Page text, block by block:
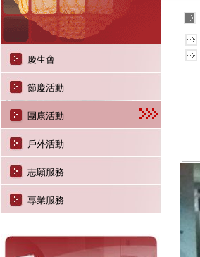
慶生會
節慶活動
團康活動
戶外活動
志願服務
專業服務